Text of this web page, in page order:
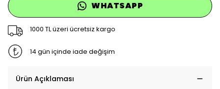
WHATSAPP
1000 TL üzeri ücretsiz kargo
14 gün içinde iade değişim
Ürün Açıklaması